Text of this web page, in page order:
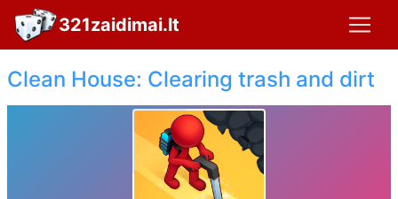
321zaidimai.lt
Clean House: Clearing trash and dirt